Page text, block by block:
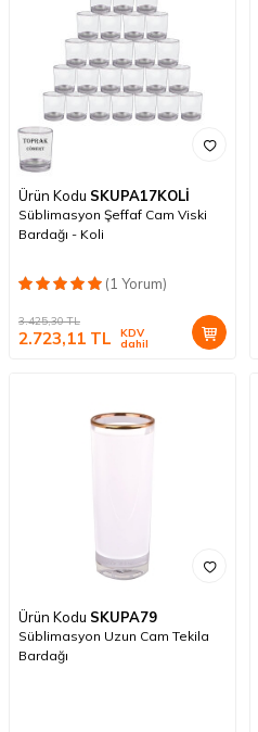
Ürün Kodu SKUPA17KOLİ
Süblimasyon Şeffaf Cam Viski
Bardağı - Koli
(1 Yorum)
3.425,30TL
2.723,11 TL KDV
dahil
Ürün Kodu SKUPA79
Süblimasyon Uzun Cam Tekila
Bardağı